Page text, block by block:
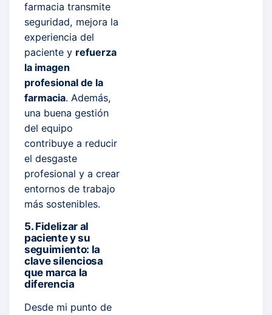
farmacia transmite
seguridad, mejora la
experiencia del
paciente y refuerza
la imagen
profesional de la
farmacia. Además,
una buena gestión
del equipo
contribuye a reducir
el desgaste
profesional y a crear
entornos de trabajo
más sostenibles.
5. Fidelizar al
paciente y su
seguimiento: la
clave silenciosa
que marca la
diferencia
Desde mi punto de